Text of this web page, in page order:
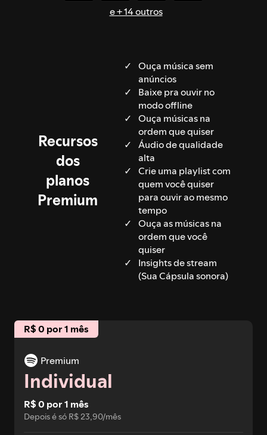
e + 14 outros
Recursos
dos
planos
Premium
Ouça música sem
anúncios
Baixe pra ouvir no
modo offline
Ouça músicas na
ordem que quiser
Áudio de qualidade
alta
Crie uma playlist com
quem você quiser
para ouvir ao mesmo
tempo
Ouça as músicas na
ordem que você
quiser
Insights de stream
(Sua Cápsula sonora)
R$ 0 por 1 mês
Premium
Individual
R$ 0 por 1 mês
Depois é só R$ 23,90/mês